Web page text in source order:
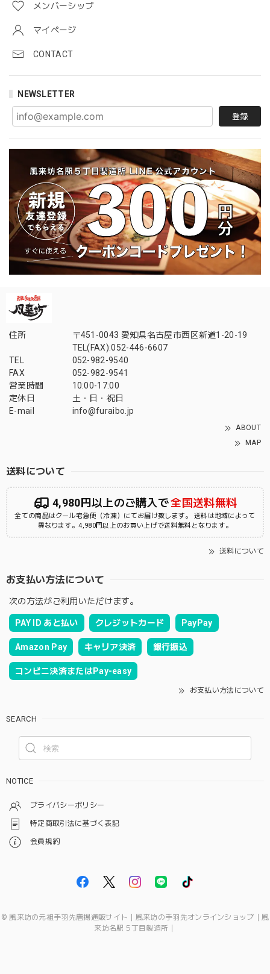
メンバーシップ
マイページ
CONTACT
NEWSLETTER
登録
住所
〒451-0043 愛知県名古屋市西区新道1-20-19
TEL(FAX):052-446-6607
TEL
052-982-9540
FAX
052-982-9541
営業時間
10:00-17:00
定休日
土・日・祝日
E-mail
info@furaibo.jp
ABOUT
MAP
送料について
4,980円以上のご購入で全国送料無料
全ての商品はクール宅急便（冷凍）にてお届け致します。 送料は地域によって
異なります。4,980円以上のお買い上げで送料無料となります。
送料について
お支払い方法について
次の方法がご利用いただけます。
PAY ID あと払い クレジットカード PayPay
Amazon Pay キャリア決済 銀行振込
コンビニ決済またはPay-easy
お支払い方法について
SEARCH
NOTICE
プライバシーポリシー
特定商取引法に基づく表記
会員規約
© 風来坊の元祖手羽先唐揚通販サイト｜風来坊の手羽先オンラインショップ｜風
来坊名駅５丁目製造所｜